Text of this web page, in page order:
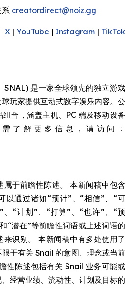
系 creatordirect@noiz.gg
X |YouTube | Instagram | TikTok
是一家全球领先的独立游戏
玩家提供互动式数字娱乐内容。公
合，涵盖主机、PC 端及移动设备
了解更多信息，请访问：
属于前瞻性陈述。 本新闻稿中包含
以通过诸如“预计”、“相信”、“可
、“计划”、“打算”、“也许”、“预
“潜在”等前瞻性词语或上述词语的
来识别。 本新闻稿中有多处使用了
于有关 Snail 的意图、理念或当前
性陈述包括有关 Snail 业务可能或
经营业绩、流动性、计划及目标的